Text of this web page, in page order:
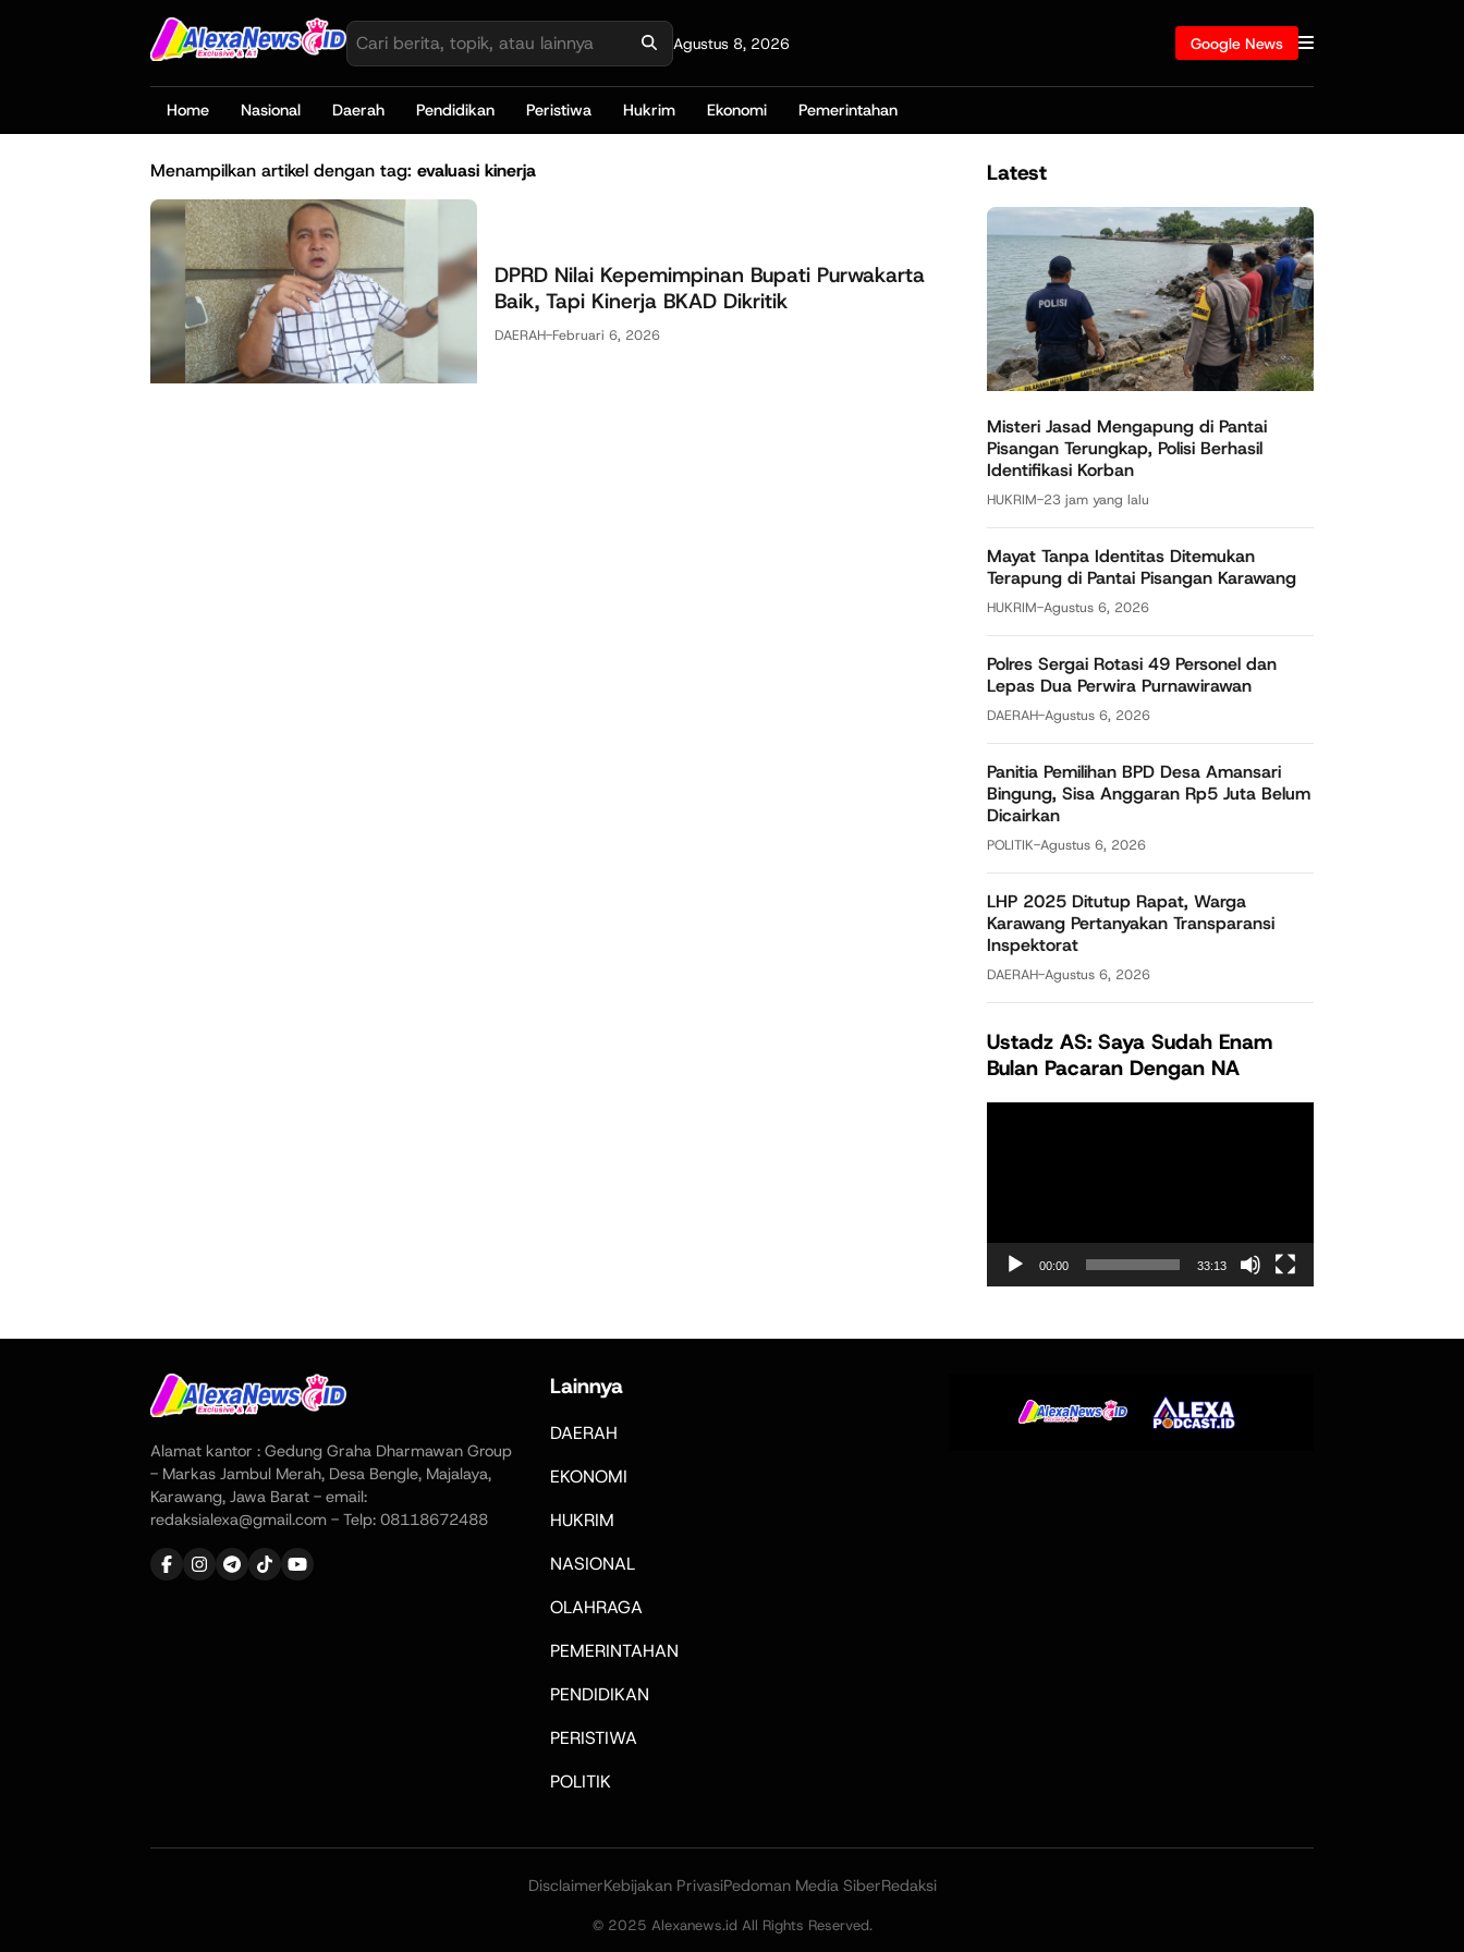
Agustus 8, 2026 Google News
Home Nasional Daerah Pendidikan Peristiwa Hukrim Ekonomi Pemerintahan
Menampilkan artikel dengan tag: evaluasi kinerja
DPRD Nilai Kepemimpinan Bupati Purwakarta
Baik, Tapi Kinerja BKAD Dikritik
DAERAH-Februari 6, 2026
Latest
Misteri Jasad Mengapung di Pantai
Pisangan Terungkap, Polisi Berhasil
Identifikasi Korban
HUKRIM-23 jam yang lalu
Mayat Tanpa Identitas Ditemukan
Terapung di Pantai Pisangan Karawang
HUKRIM-Agustus 6, 2026
Polres Sergai Rotasi 49 Personel dan
Lepas Dua Perwira Purnawirawan
DAERAH-Agustus 6, 2026
Panitia Pemilihan BPD Desa Amansari
Bingung, Sisa Anggaran Rp5 Juta Belum
Dicairkan
POLITIK-Agustus 6, 2026
LHP 2025 Ditutup Rapat, Warga
Karawang Pertanyakan Transparansi
Inspektorat
DAERAH-Agustus 6, 2026
Ustadz AS: Saya Sudah Enam
Bulan Pacaran Dengan NA
00:00 33:13
Alamat kantor : Gedung Graha Dharmawan Group
- Markas Jambul Merah, Desa Bengle, Majalaya,
Karawang, Jawa Barat - email:
redaksialexa@gmail.com - Telp: 08118672488
Lainnya
DAERAH
EKONOMI
HUKRIM
NASIONAL
OLAHRAGA
PEMERINTAHAN
PENDIDIKAN
PERISTIWA
POLITIK
DisclaimerKebijakan PrivasiPedoman Media SiberRedaksi
© 2025 Alexanews.id All Rights Reserved.